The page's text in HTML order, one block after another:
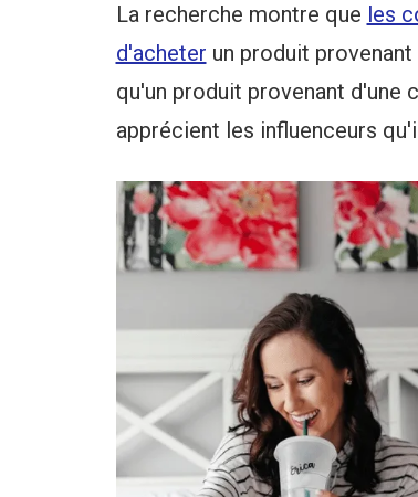
La recherche montre que les
d'acheter un produit
qu'un produit provenant d'une
apprécient les influenceurs